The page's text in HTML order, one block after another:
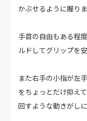
かぶせるように握りま
手首の自由もある程
ルドしてグリップを
また右手の小指が左
をちょっとだけ抑え
回すような動きがし